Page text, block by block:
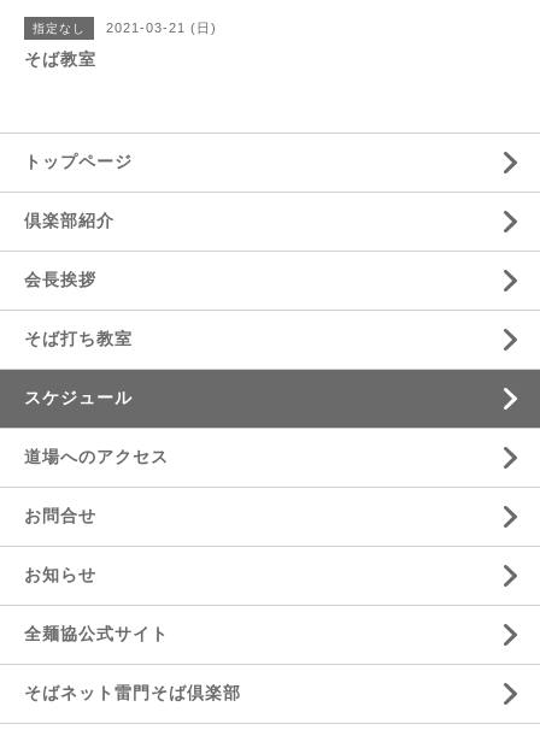
指定なし 2021-03-21 (日)
そば教室
トップページ
倶楽部紹介
会長挨拶
そば打ち教室
スケジュール
道場へのアクセス
お問合せ
お知らせ
全麺協公式サイト
そばネット雷門そば倶楽部